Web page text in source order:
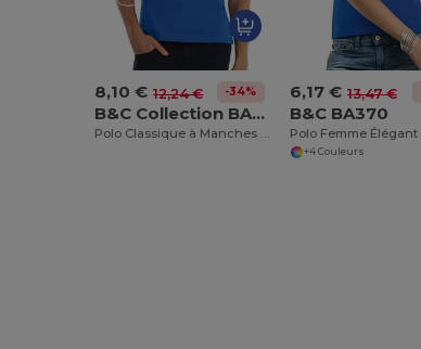
8,10 € 12,24 € -34%
B&C Collection BA301
6,17 € 13,47 €
B&C BA370
+4 Couleurs